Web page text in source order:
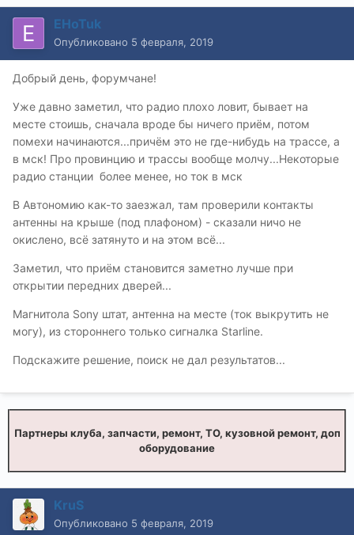
EHoTuk
Опубликовано 5 февраля, 2019
Добрый день, форумчане!
Уже давно заметил, что радио плохо ловит, бывает на
месте стоишь, сначала вроде бы ничего приём, потом
помехи начинаются...причём это не где-нибудь на трассе, а
в мск! Про провинцию и трассы вообще молчу...Некоторые
радио станции более менее, но ток в мск
В Автономию как-то заезжал, там проверили контакты
антенны на крыше (под плафоном) - сказали ничо не
окислено, всё затянуто и на этом всё...
Заметил, что приём становится заметно лучше при
открытии передних дверей...
Магнитола Sony штат, антенна на месте (ток выкрутить не
могу), из стороннего только сигналка Starline.
Подскажите решение, поиск не дал результатов...
Партнеры клуба, запчасти, ремонт, ТО, кузовной ремонт, доп
оборудование
KruS
Опубликовано 5 февраля, 2019